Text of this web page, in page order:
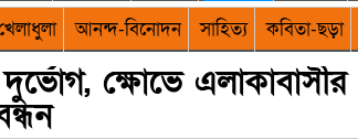
আনন্দ-বিনোদন সাহিত্য কবিতা-ছড়া
ক্ষোভে এলাকাবাসীর